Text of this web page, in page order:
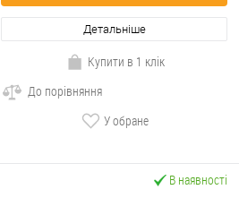
Детальніше
Купити в 1 клік
До порівняння
У обране
В наявності